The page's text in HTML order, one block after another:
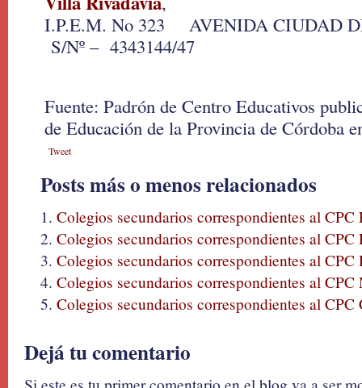
I.P.E.M. No 323 AVENIDA CIUDAD
S/Nº – 4343144/47
Fuente: Padrón de Centro Educativos
de Educación de la Provincia de Córdoba
Tweet
Posts más o menos relacionados
Colegios secundarios correspondientes al CPC
Colegios secundarios correspondientes al CPC
Colegios secundarios correspondientes al CPC
Colegios secundarios correspondientes al
Colegios secundarios correspondientes al CPC
Dejá tu comentario